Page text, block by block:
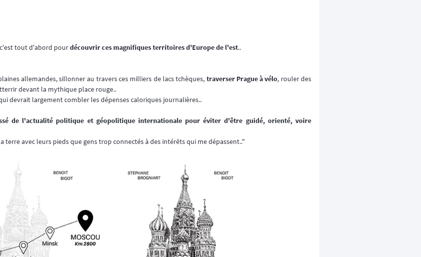
tout d'abord pourdécouvrir ces magnifiques territoires d'Europe de l'est..
allemandes, sillonner au travers ces milliers de lacs tchèques, traverser Prague à vélo, rouler des
devant la mythique place rouge..
devrait largement combler les dépenses caloriques journalières..
de l'actualité politique et géopolitique internationale pour éviter d'être guidé, orienté, voire
terre avec leurs pieds que gens trop connectés à des intérêts qui me dépassent.."